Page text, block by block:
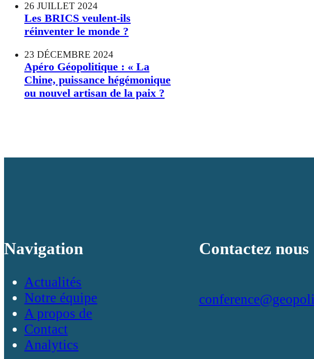
26 JUILLET 2024
Les BRICS veulent-ils
réinventer le monde ?
23 DÉCEMBRE 2024
Apéro Géopolitique : « La
Chine, puissance hégémonique
ou nouvel artisan de la paix ?
Navigation
Actualités
Notre équipe
A propos de
Contact
Analytics
Contactez nous